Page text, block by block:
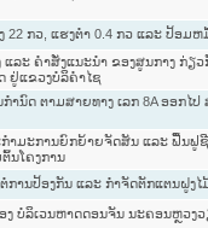
ກວ, ແຮງຕ່ຳ 0.4 ກວ ແລະ ປ້ອມຫ
ະ ຄຳສັ່ງແນະນຳ ຂອງສູນກາງ ກ່ຽວ
ຢູ່ແຂວງບໍລິຄຳໄຊ
ນົດ ຕາມສາຍທາງ ເລກ 8A ອອກໄ
ຳມະການຍົກຍ້າຍຈັດສັນ ແລະ ຟື້ນຟູ
ນໂຄງການ
ານປ້ອງກັນ ແລະ ກຳຈັດຕັກແຕນຝູງ
ບໍລິເວນຫາດດອນຈັນ ນະຄອນຫຼວງວ